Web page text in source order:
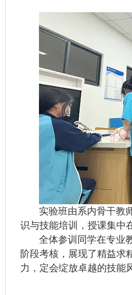
实验班由系内骨干教
识与技能培训，授课集中
全体参训同学在专业
阶段考核，展现了精益求
力，定会绽放卓越的技能